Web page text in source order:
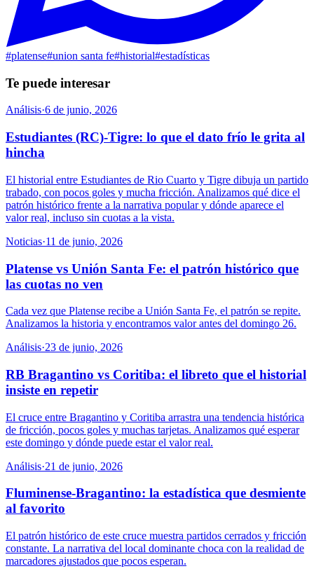
#platense#union santa fe#historial#estadísticas
Te puede interesar
Análisis·6 de junio, 2026
Estudiantes (RC)-Tigre: lo que el dato frío le grita al
hincha
El historial entre Estudiantes de Rio Cuarto y Tigre dibuja un partido
trabado, con pocos goles y mucha fricción. Analizamos qué dice el
patrón histórico frente a la narrativa popular y dónde aparece el
valor real, incluso sin cuotas a la vista.
Noticias·11 de junio, 2026
Platense vs Unión Santa Fe: el patrón histórico que
las cuotas no ven
Cada vez que Platense recibe a Unión Santa Fe, el patrón se repite.
Analizamos la historia y encontramos valor antes del domingo 26.
Análisis·23 de junio, 2026
RB Bragantino vs Coritiba: el libreto que el historial
insiste en repetir
El cruce entre Bragantino y Coritiba arrastra una tendencia histórica
de fricción, pocos goles y muchas tarjetas. Analizamos qué esperar
este domingo y dónde puede estar el valor real.
Análisis·21 de junio, 2026
Fluminense-Bragantino: la estadística que desmiente
al favorito
El patrón histórico de este cruce muestra partidos cerrados y fricción
constante. La narrativa del local dominante choca con la realidad de
marcadores ajustados que pocos esperan.